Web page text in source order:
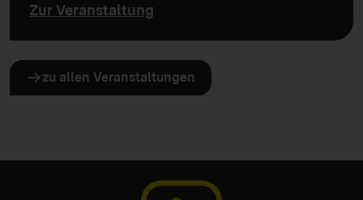
Zur Veranstaltung
zu allen Veranstaltungen